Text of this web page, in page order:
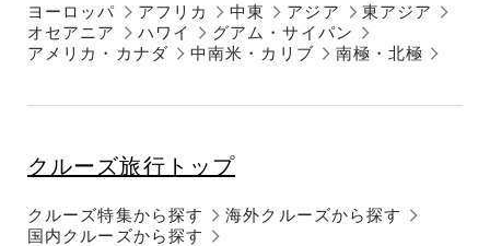
ヨーロッパ アフリカ 中東 アジア
東アジア
オセアニア
ハワイ
グアム・サイパン
アメリカ・カナダ
中南米・カリブ 南極・北極
クルーズ旅行トップ
クルーズ特集から探す
国内クルーズから探す
海外クルーズから探す